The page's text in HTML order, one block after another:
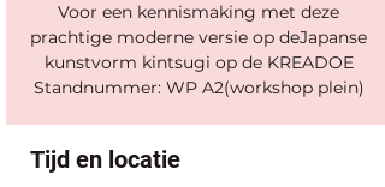
Voor een kennismaking met deze
prachtige moderne versie op deJapanse
kunstvorm kintsugi op de KREADOE
Standnummer: WP A2(workshop plein)
Tijd en locatie